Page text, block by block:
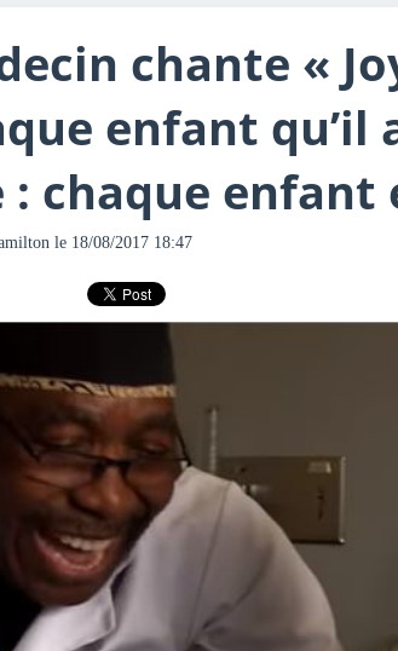
chante «
enfant qu’il
: chaque
le 18/08/2017 18:47